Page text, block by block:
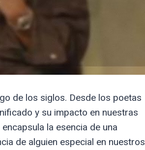
de los siglos. Desde los poetas
y su impacto en nuestras
la esencia de una
de alguien especial en nuestros